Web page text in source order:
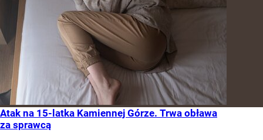
Atak na 15-latka Kamiennej Górze. Trwa obława
za sprawcą